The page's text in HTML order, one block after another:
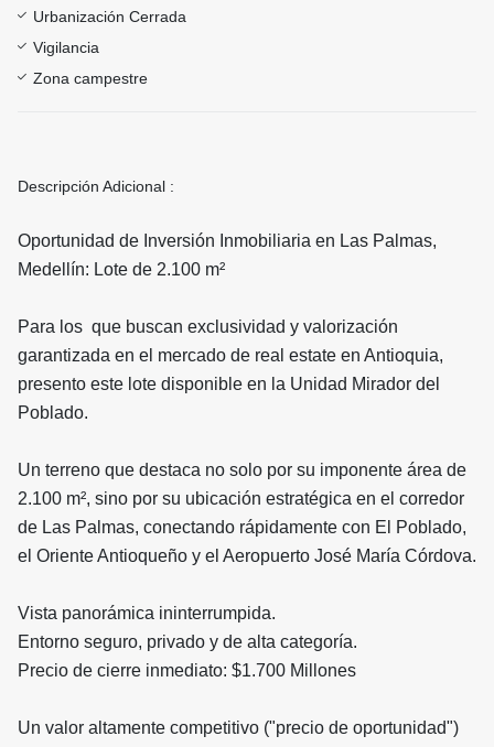
Urbanización Cerrada
Vigilancia
Zona campestre
Descripción Adicional :
Oportunidad de Inversión Inmobiliaria en Las Palmas,
Medellín: Lote de 2.100 m²
Para los que buscan exclusividad y valorización
garantizada en el mercado de real estate en Antioquia,
presento este lote disponible en la Unidad Mirador del
Poblado.
​Un terreno que destaca no solo por su imponente área de
2.100 m², sino por su ubicación estratégica en el corredor
de Las Palmas, conectando rápidamente con El Poblado,
el Oriente Antioqueño y el Aeropuerto José María Córdova.
​Vista panorámica ininterrumpida.
​Entorno seguro, privado y de alta categoría.
​Precio de cierre inmediato: $1.700 Millones
​Un valor altamente competitivo ("precio de oportunidad")